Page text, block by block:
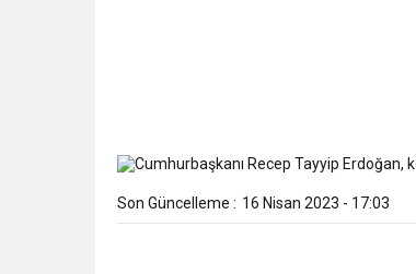
Son Güncelleme : 16 Nisan 2023 - 17:03